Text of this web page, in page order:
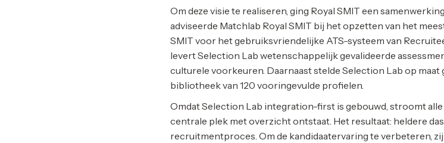
Om deze visie te realiseren, ging Royal SMIT een
adviseerde Matchlab Royal SMIT bij het opzetten van het
SMIT voor het gebruiksvriendelijke ATS-systeem van
levert Selection Lab wetenschappelijk gevalideerde
culturele voorkeuren. Daarnaast stelde Selection Lab op
bibliotheek van 120 vooringevulde profielen.
Omdat Selection Lab integration-first is gebouwd, stroomt
centrale plek met overzicht ontstaat. Het resultaat: heldere
recruitmentproces. Om de kandidaatervaring te verbeteren,